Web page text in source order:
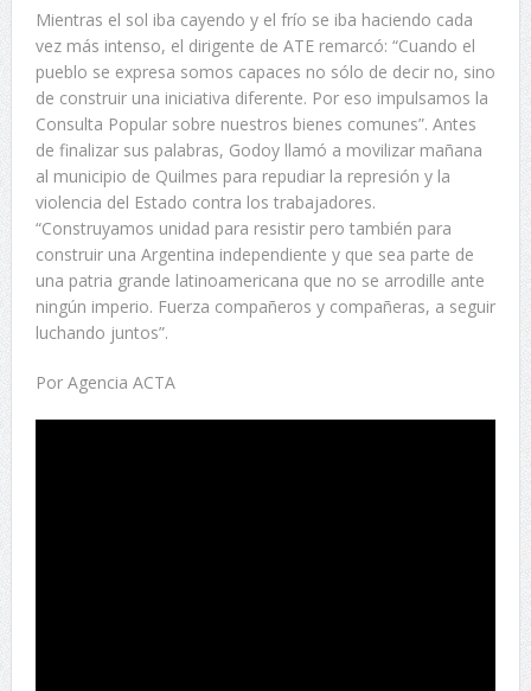
Mientras el sol iba cayendo y el frío se iba haciendo cada
vez más intenso, el dirigente de ATE remarcó: “Cuando el
pueblo se expresa somos capaces no sólo de decir no, sino
de construir una iniciativa diferente. Por eso impulsamos la
Consulta Popular sobre nuestros bienes comunes”. Antes
de finalizar sus palabras, Godoy llamó a movilizar mañana
al municipio de Quilmes para repudiar la represión y la
violencia del Estado contra los trabajadores.
“Construyamos unidad para resistir pero también para
construir una Argentina independiente y que sea parte de
una patria grande latinoamericana que no se arrodille ante
ningún imperio. Fuerza compañeros y compañeras, a seguir
luchando juntos”.
Por Agencia ACTA